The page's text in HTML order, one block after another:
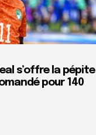
s’offre la pépite
pour 140